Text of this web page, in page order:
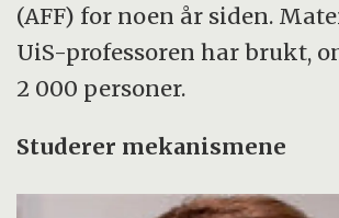
(AFF) for noen år siden.
UiS-professoren har brukt,
2 000 personer.
Studerer mekanismene